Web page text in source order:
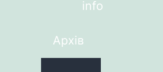
info
Архів